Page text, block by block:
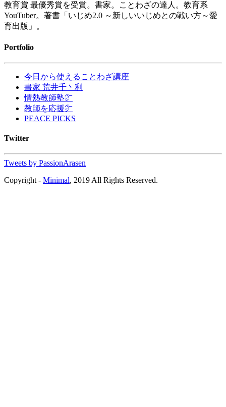
教育賞 最優秀賞を受賞。書家。ことわざの達人。教育系
YouTuber。著書「いじめ2.0 ～新しいいじめとの戦い方～愛
育出版」。
Portfolio
今日から使えることわざ講座
書家 荒井千丶利
情熱教師塾㌻
教師を応援㌻
PEACE PICKS
Twitter
Tweets by PassionArasen
Copyright - Minimal, 2019 All Rights Reserved.